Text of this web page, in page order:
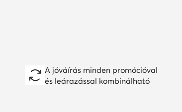
A jóváírás minden promócióval
és leárazással kombinálható